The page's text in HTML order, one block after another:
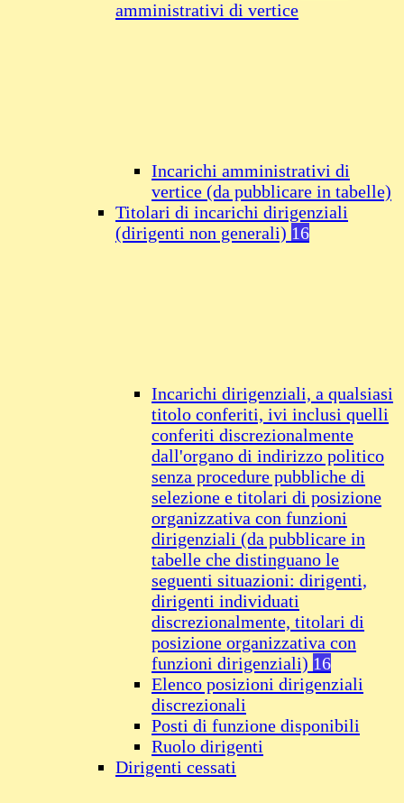
amministrativi di vertice
Incarichi amministrativi di
vertice (da pubblicare in tabelle)
Titolari di incarichi dirigenziali
(dirigenti non generali) 16
Incarichi dirigenziali, a qualsiasi
titolo conferiti, ivi inclusi quelli
conferiti discrezionalmente
dall'organo di indirizzo politico
senza procedure pubbliche di
selezione e titolari di posizione
organizzativa con funzioni
dirigenziali (da pubblicare in
tabelle che distinguano le
seguenti situazioni: dirigenti,
dirigenti individuati
discrezionalmente, titolari di
posizione organizzativa con
funzioni dirigenziali) 16
Elenco posizioni dirigenziali
discrezionali
Posti di funzione disponibili
Ruolo dirigenti
Dirigenti cessati